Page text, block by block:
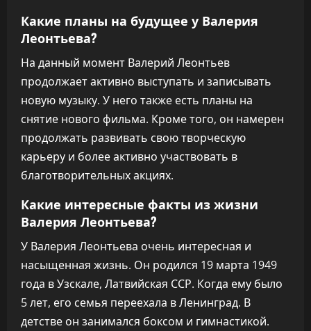
Какие планы на будущее у Валерия
Леонтьева?
На данный момент Валерий Леонтьев
продолжает активно выступать и записывать
новую музыку. У него также есть планы на
снятие нового фильма. Кроме того, он намерен
продолжать развивать свою творческую
карьеру и более активно участвовать в
благотворительных акциях.
Какие интересные факты из жизни
Валерия Леонтьева?
У Валерия Леонтьева очень интересная и
насыщенная жизнь. Он родился 19 марта 1949
года в Узскале, Латвийская ССР. Когда ему было
5 лет, его семья переехала в Ленинград. В
детстве он занимался боксом и гимнастикой.